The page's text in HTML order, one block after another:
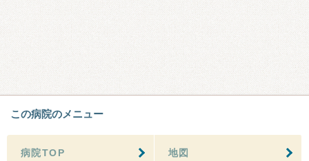
この病院のメニュー
病院TOP 地図